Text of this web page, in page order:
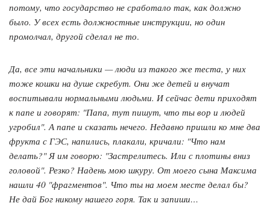
потому, что государство не сработало так, как должно
было. У всех есть должностные инструкции, но один
промолчал, другой сделал не то.
Да, все эти начальники — люди из такого же теста, у них
тоже кошки на душе скребут. Они же детей и внучат
воспитывали нормальными людьми. И сейчас дети приходят
к папе и говорят: "Папа, тут пишут, что ты вор и людей
угробил". А папе и сказать нечего. Недавно пришли ко мне два
фрукта с ГЭС, напились, плакали, кричали: "Что нам
делать?" Я им говорю: "Застрелитесь. Или с плотины вниз
головой". Резко? Надень мою шкуру. От моего сына Максима
нашли 40 "фрагментов". Что ты на моем месте делал бы?
Не дай Бог никому нашего горя. Так и запиши…